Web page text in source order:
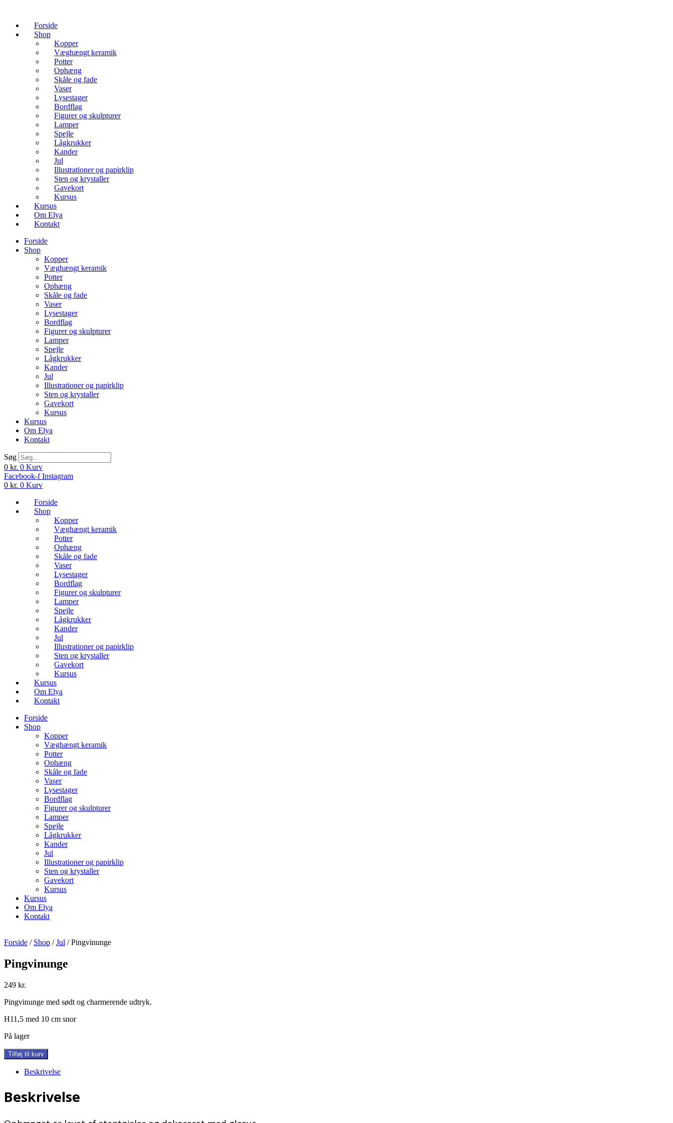
Forside
Shop
Kopper
Væghængt keramik
Potter
Ophæng
Skåle og fade
Vaser
Lysestager
Bordflag
Figurer og skulpturer
Lamper
Spejle
Lågkrukker
Kander
Jul
Illustrationer og papirklip
Sten og krystaller
Gavekort
Kursus
Kursus
Om Elya
Kontakt
Forside
Shop
Kopper
Væghængt keramik
Potter
Ophæng
Skåle og fade
Vaser
Lysestager
Bordflag
Figurer og skulpturer
Lamper
Spejle
Lågkrukker
Kander
Jul
Illustrationer og papirklip
Sten og krystaller
Gavekort
Kursus
Kursus
Om Elya
Kontakt
Søg
0 kr. 0 Kurv
Facebook-f Instagram
0 kr. 0 Kurv
Forside
Shop
Kopper
Væghængt keramik
Potter
Ophæng
Skåle og fade
Vaser
Lysestager
Bordflag
Figurer og skulpturer
Lamper
Spejle
Lågkrukker
Kander
Jul
Illustrationer og papirklip
Sten og krystaller
Gavekort
Kursus
Kursus
Om Elya
Kontakt
Forside
Shop
Kopper
Væghængt keramik
Potter
Ophæng
Skåle og fade
Vaser
Lysestager
Bordflag
Figurer og skulpturer
Lamper
Spejle
Lågkrukker
Kander
Jul
Illustrationer og papirklip
Sten og krystaller
Gavekort
Kursus
Kursus
Om Elya
Kontakt
Forside / Shop /Jul / Pingvinunge
Pingvinunge
249 kr.
Pingvinunge med sødt og charmerende udtryk.
H11,5 med 10 cm snor
På lager
Pingvinunge
antal
Tilføj til kurv
Beskrivelse
Beskrivelse